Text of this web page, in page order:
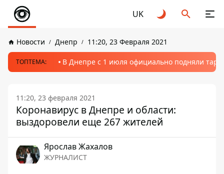
UK
Новости Днепр 11:20, 23 Февраля 2021
ТОПТЕМА: В Днепре с 1 июля официально подняли
11:20, 23 февраля 2021
Коронавирус в Днепре и области:
выздоровели еще 267 жителей
Ярослав Жахалов
ЖУРНАЛИСТ